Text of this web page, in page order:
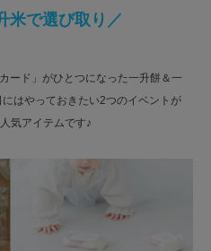
ためのアイテム の2つ。
米やパンなどで代用することも多く
米で選び取り／
ード」がひとつになった一升餅＆一
はやっておきたい2つのイベントが
気アイテムです♪